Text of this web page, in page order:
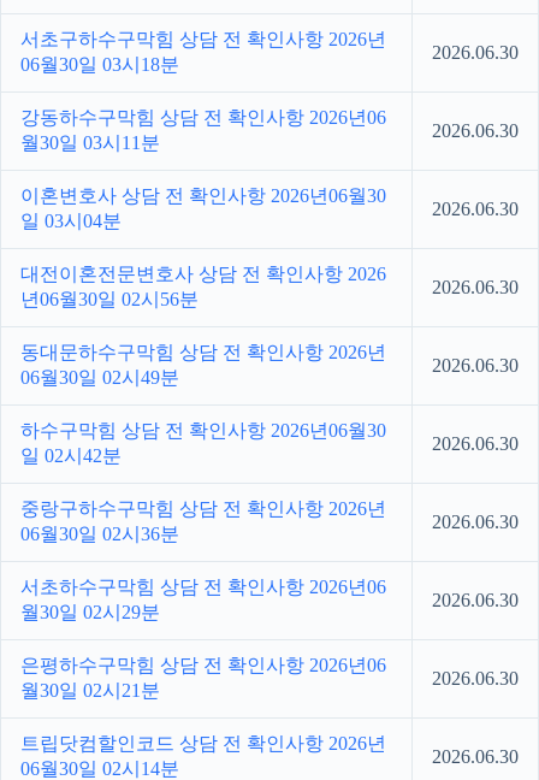
서초구하수구막힘 상담 전 확인사항 2026년
06월30일 03시18분
2026.06.30
강동하수구막힘 상담 전 확인사항 2026년06
월30일 03시11분
2026.06.30
이혼변호사 상담 전 확인사항 2026년06월30
일 03시04분
2026.06.30
대전이혼전문변호사 상담 전 확인사항 2026
년06월30일 02시56분
2026.06.30
동대문하수구막힘 상담 전 확인사항 2026년
06월30일 02시49분
2026.06.30
하수구막힘 상담 전 확인사항 2026년06월30
일 02시42분
2026.06.30
중랑구하수구막힘 상담 전 확인사항 2026년
06월30일 02시36분
2026.06.30
서초하수구막힘 상담 전 확인사항 2026년06
월30일 02시29분
2026.06.30
은평하수구막힘 상담 전 확인사항 2026년06
월30일 02시21분
2026.06.30
트립닷컴할인코드 상담 전 확인사항 2026년
06월30일 02시14분
2026.06.30